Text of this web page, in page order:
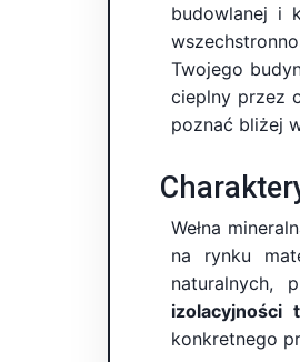
budowlanej i
Twojego
cieplny przez
poznać bliżej
Wełna
na rynku
naturalnych,
izolacyjności
konkretnego